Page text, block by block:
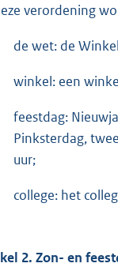
verordening
de wet: de
winkel: een
feestdag:
Pinksterdag,
uur;
college: het
2. Zon- en